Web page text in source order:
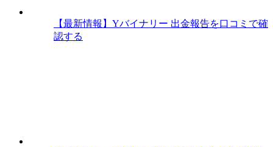
【最新情報】Yバイナリー 出金報告を口コミで確
認する